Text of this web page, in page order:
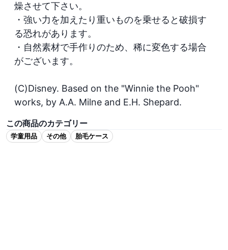
燥させて下さい。
・強い力を加えたり重いものを乗せると破損す
る恐れがあります。
・自然素材で手作りのため、稀に変色する場合
がございます。
(C)Disney. Based on the "Winnie the Pooh"
works, by A.A. Milne and E.H. Shepard.
この商品のカテゴリー
学童用品 その他 胎毛ケース